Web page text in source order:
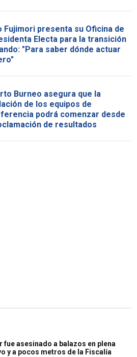
Fujimori presenta su Oficina de
Electa para la transición
"Para saber dónde actuar
Burneo asegura que la
de los equipos de
podrá comenzar desde
de resultados
fue asesinado a balazos en plena
y a pocos metros de la Fiscalía